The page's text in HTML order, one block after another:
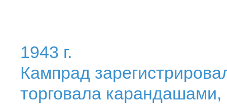
1943 г.
Кампрад
торговала